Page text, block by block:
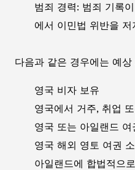
범죄 경력: 범죄 기록
에서 이민법 위반을
다음과 같은 경우에는 예
영국 비자 보유
영국에서 거주, 취업
영국 또는 아일랜드 여
영국 해외 영토 여권
아일랜드에 합법적으